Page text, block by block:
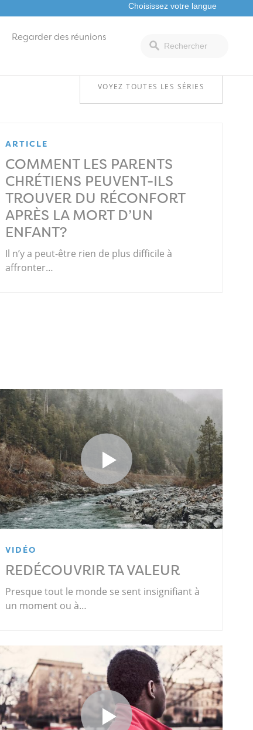
Regarder des réunions
VOYEZ TOUTES LES SÉRIES
ARTICLE
COMMENT LES PARENTS
CHRÉTIENS PEUVENT-ILS
TROUVER DU RÉCONFORT
APRÈS LA MORT D’UN
ENFANT?
Il n’y a peut-être rien de plus difficile à
affronter…
VIDÉO
REDÉCOUVRIR TA VALEUR
Presque tout le monde se sent insignifiant à
un moment ou à…